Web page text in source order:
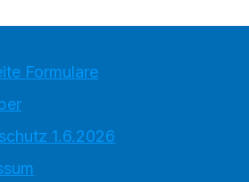
Formulare
1.6.2026